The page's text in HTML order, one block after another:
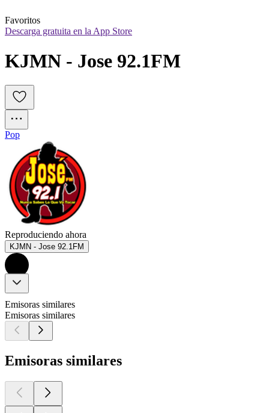
Favoritos
Descarga gratuita en la App Store
KJMN - Jose 92.1FM
Pop
Reproduciendo ahora
KJMN - Jose 92.1FM
Emisoras similares
Emisoras similares
Emisoras similares